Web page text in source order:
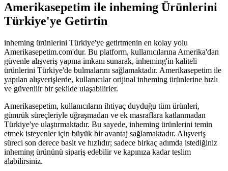
Amerikasepetim ile inheming Ürünlerini
Türkiye'ye Getirtin
inheming ürünlerini Türkiye'ye getirtmenin en kolay yolu
Amerikasepetim.com'dur. Bu platform, kullanıcılarına Amerika'dan
güvenle alışveriş yapma imkanı sunarak, inheming'in kaliteli
ürünlerini Türkiye'de bulmalarını sağlamaktadır. Amerikasepetim ile
yapılan alışverişlerde, kullanıcılar orijinal inheming ürünlerine hızlı
ve güvenilir bir şekilde ulaşabilirler.
Amerikasepetim, kullanıcıların ihtiyaç duyduğu tüm ürünleri,
gümrük süreçleriyle uğraşmadan ve ek masraflara katlanmadan
Türkiye'ye ulaştırmaktadır. Bu sayede, inheming ürünlerini temin
etmek isteyenler için büyük bir avantaj sağlamaktadır. Alışveriş
süreci son derece basit ve hızlıdır; sadece birkaç adımda istediğiniz
inheming ürününü sipariş edebilir ve kapınıza kadar teslim
alabilirsiniz.